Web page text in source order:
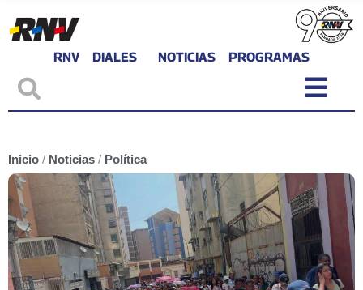
RNV DIALES NOTICIAS PROGRAMAS
Inicio / Noticias / Política